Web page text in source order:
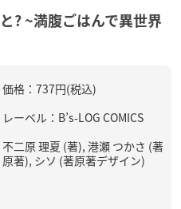
? ~満腹ごはんで異世界
価格：737円(税込)
レーベル：B’s-LOG COMICS
不二原 理夏 (著), 港瀬 つかさ (著
原著), シソ (著原著デザイン)